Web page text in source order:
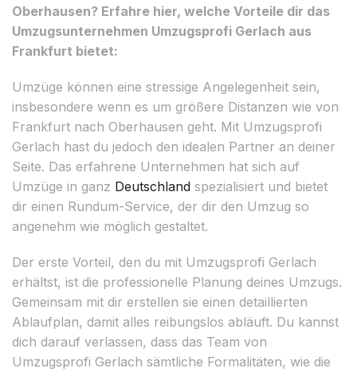
Oberhausen? Erfahre hier, welche Vorteile dir das
Umzugsunternehmen Umzugsprofi Gerlach aus
Frankfurt bietet:
Umzüge können eine stressige Angelegenheit sein,
insbesondere wenn es um größere Distanzen wie von
Frankfurt nach Oberhausen geht. Mit Umzugsprofi
Gerlach hast du jedoch den idealen Partner an deiner
Seite. Das erfahrene Unternehmen hat sich auf
Umzüge in ganz Deutschland spezialisiert und bietet
dir einen Rundum-Service, der dir den Umzug so
angenehm wie möglich gestaltet.
Der erste Vorteil, den du mit Umzugsprofi Gerlach
erhältst, ist die professionelle Planung deines Umzugs.
Gemeinsam mit dir erstellen sie einen detaillierten
Ablaufplan, damit alles reibungslos abläuft. Du kannst
dich darauf verlassen, dass das Team von
Umzugsprofi Gerlach sämtliche Formalitäten, wie die